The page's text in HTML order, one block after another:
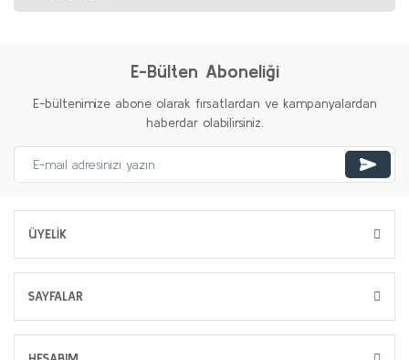
E-Bülten Aboneliği
E-bültenimize abone olarak fırsatlardan ve kampanyalardan
haberdar olabilirsiniz.
ÜYELİK
SAYFALAR